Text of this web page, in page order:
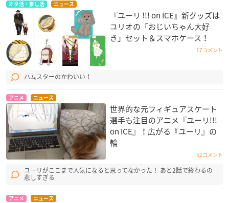
オタ活・推し活 ニュース
『ユーリ !!! on ICE』新グッズは
ユリオの「おじいちゃん大好
き」セット＆スマホケース！
17コメント
ハムスターのかわいい！
アニメ ニュース
世界的な元フィギュアスケート
選手も注目のアニメ『ユーリ!!!
on ICE』！広がる『ユーリ』の
輪
52コメント
ユーリがここまで人気になると思ってなかった！ あと2話で終わるの
悲しすぎる
アニメ ニュース